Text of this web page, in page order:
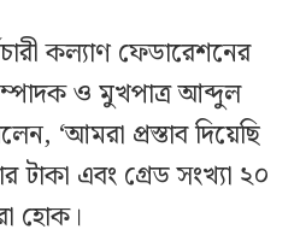
কল্যাণ ফেডারেশনের
ও মুখপাত্র আব্দুল
‘আমরা প্রস্তাব দিয়েছি
টাকা এবং গ্রেড সংখ্যা ২০
হোক।